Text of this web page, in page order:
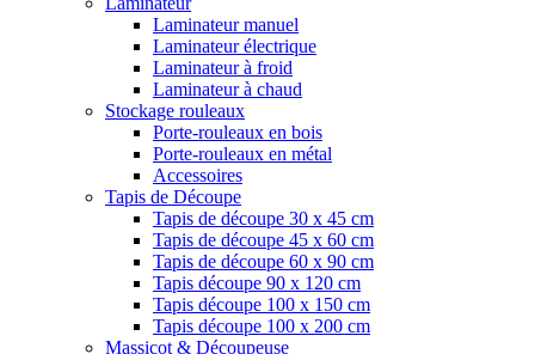
Laminateur manuel
Laminateur électrique
Laminateur à froid
Laminateur à chaud
Stockage rouleaux
Porte-rouleaux en bois
Porte-rouleaux en métal
Accessoires
Tapis de Découpe
Tapis de découpe 30 x 45 cm
Tapis de découpe 45 x 60 cm
Tapis de découpe 60 x 90 cm
Tapis découpe 90 x 120 cm
Tapis découpe 100 x 150 cm
Tapis découpe 100 x 200 cm
Massicot & Découpeuse